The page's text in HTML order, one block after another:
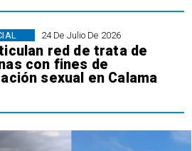
24 De Julio De 2026
red de trata de
con fines de
sexual en Calama